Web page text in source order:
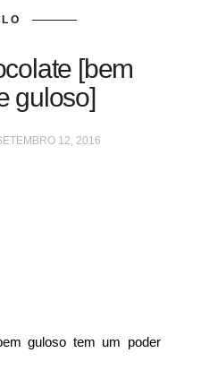
[bem
guloso]
12, 2016
guloso tem um poder